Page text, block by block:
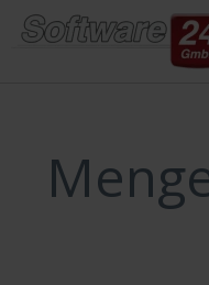
springen